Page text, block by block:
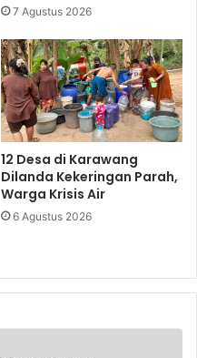
7 Agustus 2026
12 Desa di Karawang
Dilanda Kekeringan Parah,
Warga Krisis Air
6 Agustus 2026